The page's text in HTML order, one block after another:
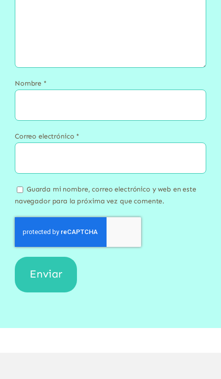
Nombre *
Correo electrónico *
Guarda mi nombre, correo electrónico y web en este
navegador para la próxima vez que comente.